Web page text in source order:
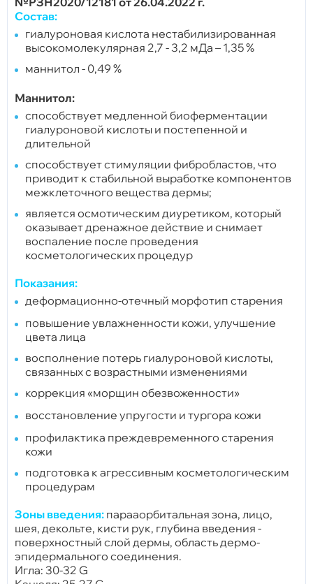
Состав:
гиалуроновая кислота нестабилизированная
высокомолекулярная 2,7 - 3,2 мДа – 1,35 %
маннитол - 0,49 %
Маннитол:
способствует медленной биоферментации
гиалуроновой кислоты и постепенной и
длительной
способствует стимуляции фибробластов, что
приводит к стабильной выработке компонентов
межклеточного вещества дермы;
является осмотическим диуретиком, который
оказывает дренажное действие и снимает
воспаление после проведения
косметологических процедур
Показания:
деформационно-отечный морфотип старения
повышение увлажненности кожи, улучшение
цвета лица
восполнение потерь гиалуроновой кислоты,
связанных с возрастными изменениями
коррекция «морщин обезвоженности»
восстановление упругости и тургора кожи
профилактика преждевременного старения
кожи
подготовка к агрессивным косметологическим
процедурам
Зоны введения: парааорбитальная зона, лицо,
шея, декольте, кисти рук, глубина введения -
поверхностный слой дермы, область дермо-
эпидермального соединения.
Игла: 30-32 G